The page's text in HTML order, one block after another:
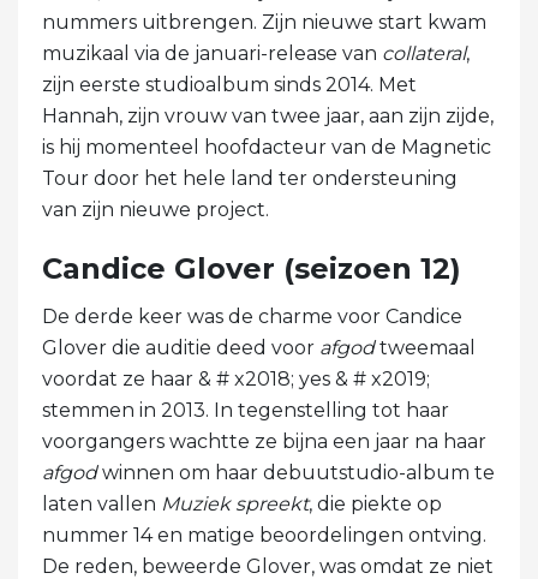
nummers uitbrengen. Zijn nieuwe start kwam
muzikaal via de januari-release van collateral,
zijn eerste studioalbum sinds 2014. Met
Hannah, zijn vrouw van twee jaar, aan zijn zijde,
is hij momenteel hoofdacteur van de Magnetic
Tour door het hele land ter ondersteuning
van zijn nieuwe project.
Candice Glover (seizoen 12)
De derde keer was de charme voor Candice
Glover die auditie deed voor afgodtweemaal
voordat ze haar & # x2018; yes & # x2019;
stemmen in 2013. In tegenstelling tot haar
voorgangers wachtte ze bijna een jaar na haar
afgodwinnen om haar debuutstudio-album te
laten vallen Muziek spreekt, die piekte op
nummer 14 en matige beoordelingen ontving.
De reden, beweerde Glover, was omdat ze niet